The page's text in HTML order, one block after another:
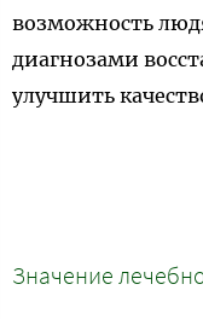
возможность
диагнозами
улучшить
Значение